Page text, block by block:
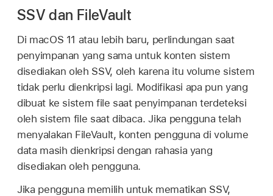
SSV dan FileVault
Di macOS 11 atau lebih baru, perlindungan saat
penyimpanan yang sama untuk konten sistem
disediakan oleh SSV, oleh karena itu volume sistem
tidak perlu dienkripsi lagi. Modifikasi apa pun yang
dibuat ke sistem file saat penyimpanan terdeteksi
oleh sistem file saat dibaca. Jika pengguna telah
menyalakan FileVault, konten pengguna di volume
data masih dienkripsi dengan rahasia yang
disediakan oleh pengguna.
Jika pengguna memilih untuk mematikan SSV,